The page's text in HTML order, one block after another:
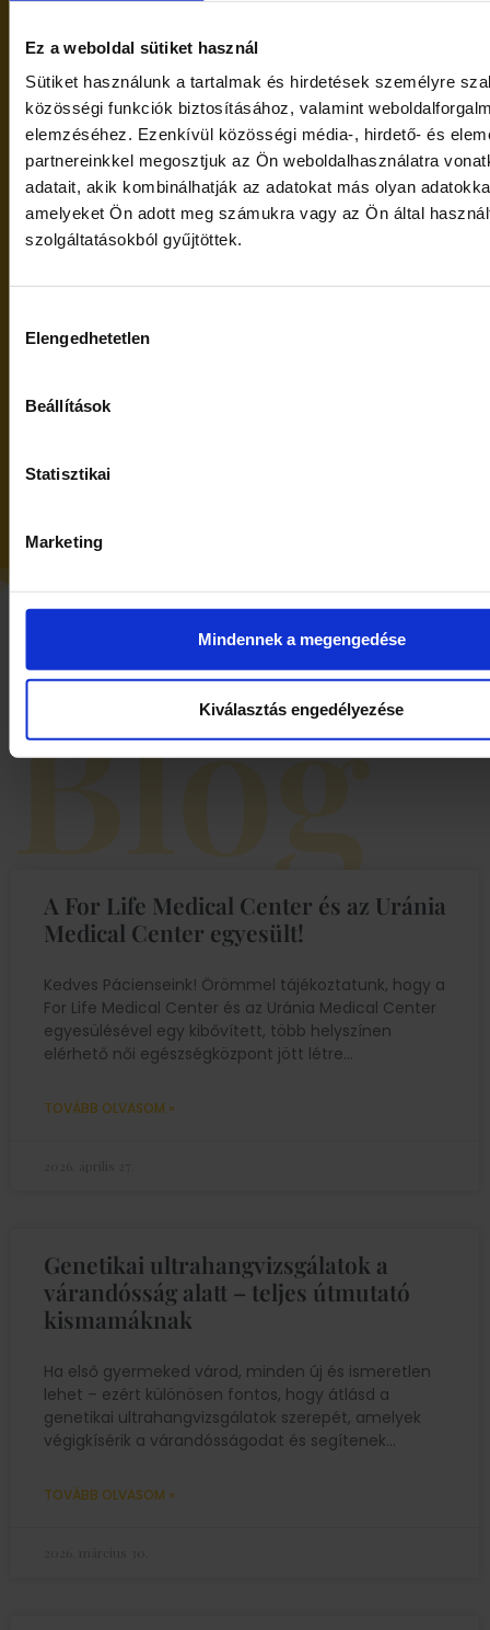
Ez a weboldal sütiket használ
Sütiket használunk a tartalmak és hirdetések személyre
közösségi funkciók biztosításához, valamint
elemzéséhez. Ezenkívül közösségi média-, hirdető- és
partnereinkkel megosztjuk az Ön weboldalhasználatra
adatait, akik kombinálhatják az adatokat más olyan
amelyeket Ön adott meg számukra vagy az Ön által
szolgáltatásokból gyűjtöttek.
kiválasztása
Elengedhetetlen
Beállítások
Statisztikai
Marketing
Mindennek a megengedése
Kiválasztás engedélyezése
Kiszámolom
Blog
A For Life Medical Center és az Uránia
Medical Center egyesült!
Kedves Pácienseink! Örömmel tájékoztatunk, hogy a
For Life Medical Center és az Uránia Medical Center
egyesülésével egy kibővített, több helyszínen
elérhető női egészségközpont jött létre
TOVÁBB OLVASOM »
Genetikai ultrahangvizsgálatok a
várandósság alatt – teljes útmutató
kismamáknak
Ha első gyermeked várod, minden új és ismeretlen
lehet – ezért különösen fontos, hogy átlásd a
genetikai ultrahangvizsgálatok szerepét, amelyek
végigkísérik a várandósságodat és segítenek
TOVÁBB OLVASOM »